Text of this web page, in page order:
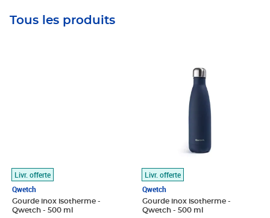
Tous les produits
Livr. offerte
Qwetch
Gourde inox isotherme -
Qwetch - 500 ml
Livr. offerte
Qwetch
Gourde inox isotherme -
Qwetch - 500 ml